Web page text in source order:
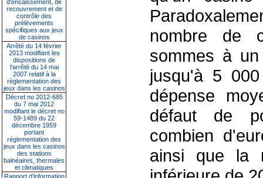
d'encaissement, de
recouvrement et de
contrôle des
prélèvements
spécifiques aux jeux
de casinos
Arrêté du 14 février
2013 modifiant les
dispositions de
l'arrêté du 14 mai
2007 relatif à la
réglementation des
jeux dans les casinos
Décret no 2012-685
du 7 mai 2012
modifiant le décret no
59-1489 du 22
décembre 1959
portant
réglementation des
jeux dans les casinos
des stations
balnéaires, thermales
et climatiques
Rapport d'information
nombre de
sommes à
jusqu'à 5
dépense
défaut de
combien
ainsi que la